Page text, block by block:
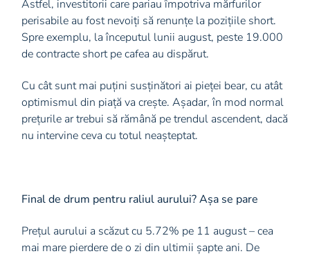
Astfel, investitorii care pariau împotriva mărfurilor
perisabile au fost nevoiți să renunțe la pozițiile short.
Spre exemplu, la începutul lunii august, peste 19.000
de contracte short pe cafea au dispărut.
Cu cât sunt mai puțini susținători ai pieței bear, cu atât
optimismul din piață va crește. Așadar, în mod normal
prețurile ar trebui să rămână pe trendul ascendent, dacă
nu intervine ceva cu totul neașteptat.
Final de drum pentru raliul aurului? Așa se pare
Prețul aurului a scăzut cu 5.72% pe 11 august – cea
mai mare pierdere de o zi din ultimii șapte ani. De